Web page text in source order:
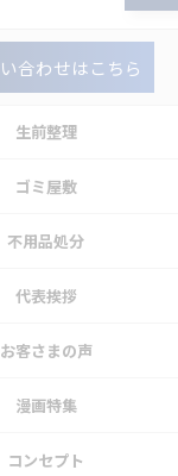
合わせはこちら
生前整理
ゴミ屋敷
不用品処分
代表挨拶
お客さまの声
漫画特集
コンセプト